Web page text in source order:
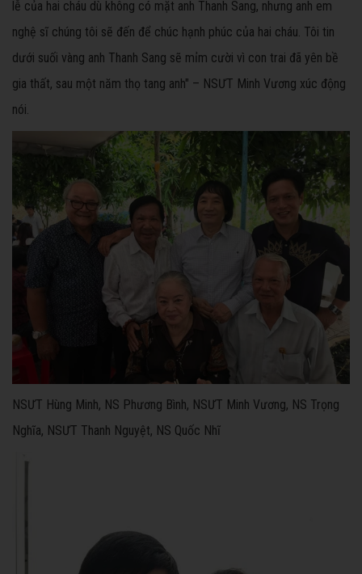
lễ của hai cháu dù không có mặt anh Thanh Sang, nhưng anh em
nghệ sĩ chúng tôi sẽ đến để chúc hạnh phúc của hai cháu. Tôi tin
dưới suối vàng anh Thanh Sang sẽ mỉm cười vì con trai đã yên bề
gia thất, sau một năm thọ tang anh" – NSƯT Minh Vương xúc động
nói.
NSƯT Hùng Minh, NS Phương Bình, NSƯT Minh Vương, NS Trọng
Nghĩa, NSƯT Thanh Nguyệt, NS Quốc Nhĩ